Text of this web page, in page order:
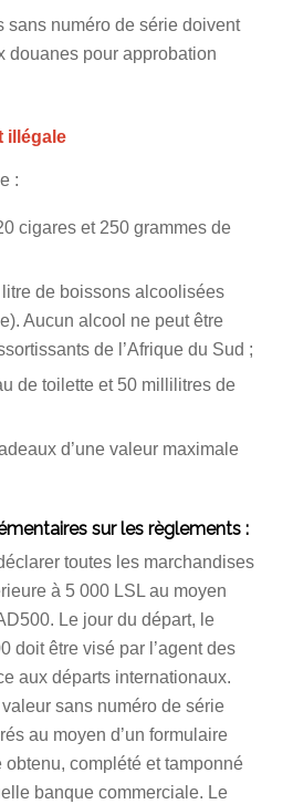
sans numéro de série doivent
douanes pour approbation
illégale
:
cigares et 250 grammes de
de boissons alcoolisées
Aucun alcool ne peut être
de l’Afrique du Sud ;
de toilette et 50 millilitres de
d’une valeur maximale
sur les règlements :
toutes les marchandises
à 5 000 LSL au moyen
Le jour du départ, le
doit être visé par l’agent des
aux départs internationaux.
sans numéro de série
au moyen d’un formulaire
obtenu, complété et tamponné
banque commerciale. Le